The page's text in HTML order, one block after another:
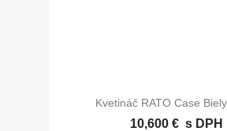
Kvetináč RATO Case
10,600 € s DPH